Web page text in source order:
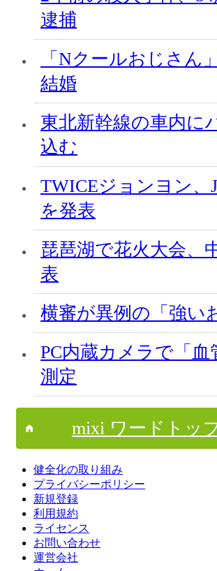
逮捕
「Nクールおじさん
結婚
東北新幹線の車内に
込む
TWICEジョンヨン、
を発表
琵琶湖で花火大会、
表
横審が異例の「強い
PC内蔵カメラで「血
測定
mixi ワードトッ
健全化の取り組み
プライバシーポリシー
新規登録
利用規約
ライセンス
お問い合わせ
運営会社